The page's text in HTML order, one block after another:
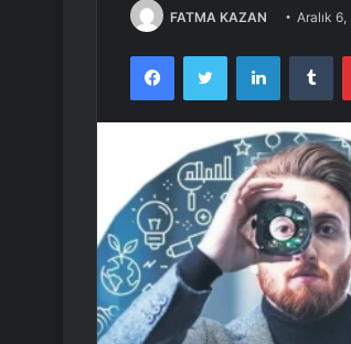
FATMA KAZAN Aralık
FacebookTwitter LinkedIn